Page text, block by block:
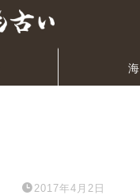
2017年4月2日